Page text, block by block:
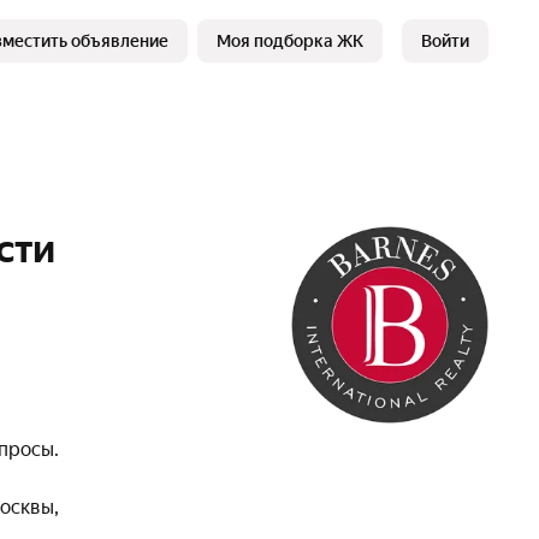
объявление Моя подборка ЖК Войти